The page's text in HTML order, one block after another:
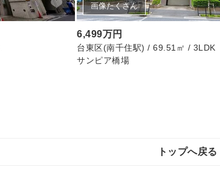
画像たくさん
6,499万円
台東区(南千住駅) / 69.51㎡ / 3LDK
サンピア橋場
トップへ戻る